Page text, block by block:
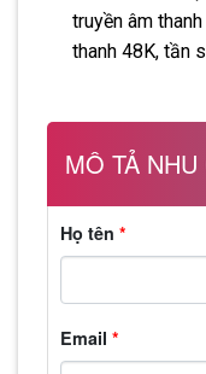
truyền âm
thanh 48K, tần
MÔ TẢ
Họ tên *
Email *